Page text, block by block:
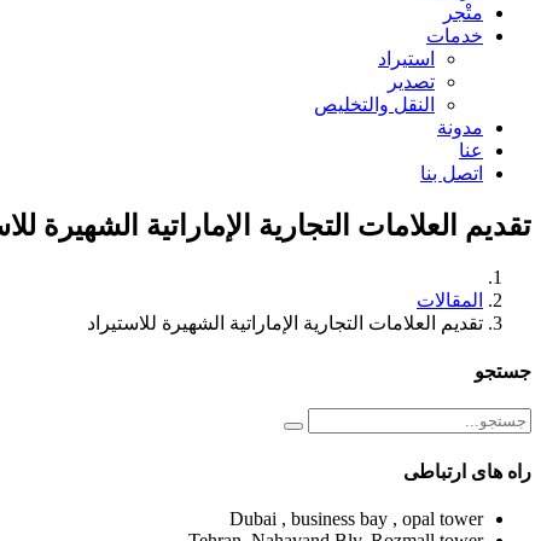
متْجر
خدمات
استيراد
تصدير
النقل والتخليص
مدونة
عنا
اتصل بنا
تقديم العلامات التجارية الإماراتية الشهيرة
المقالات
تقديم العلامات التجارية الإماراتية الشهيرة للاستيراد
جستجو
راه های ارتباطی
Dubai , business bay , opal tower